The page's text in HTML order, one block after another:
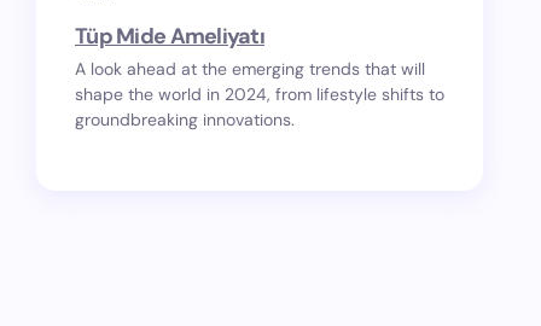
Tüp Mide Ameliyatı
A look ahead at the emerging trends that will
shape the world in 2024, from lifestyle shifts to
groundbreaking innovations.